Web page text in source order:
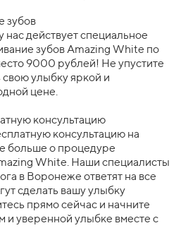
зубов
действует специальное
зубов Amazing White по
9000 рублей! Не упустите
улыбку яркой и
цене.
консультацию
консультацию на
больше о процедуре
White. Наши специалисты
в Воронеже ответят на все
сделать вашу улыбку
прямо сейчас и начните
и уверенной улыбке вместе с